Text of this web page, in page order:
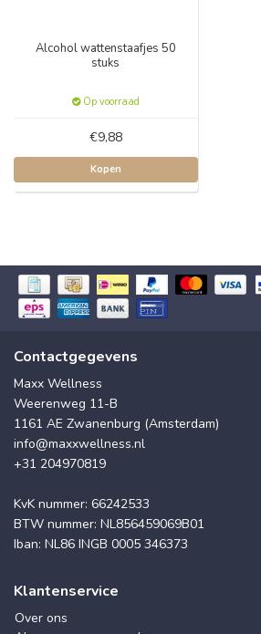
Alcohol wattenstaafjes 50
stuks
Op voorraad
€9,88
Kopen
Contactgegevens
Maxx Wellness
Weerenweg 11-B
1161 AE Zwanenburg (Amsterdam)
info@maxxwellness.nl
+31 204970819
KvK nummer: 66242533
BTW nummer: NL856459069B01
Iban: NL86 INGB 0005 346373
Klantenservice
Over ons